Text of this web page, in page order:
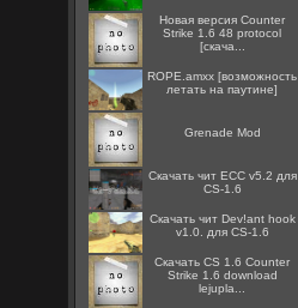
Новая версия Counter
Strike 1.6 48 protocol
[скача...
ROPE.amxx [возможность
летать на паутине]
Grenade Mod
Скачать чит ECC v5.2 для
CS-1.6
Скачать чит Dev!ant hook
v1.0. для CS-1.6
Скачать CS 1.6 Counter
Strike 1.6 download
lejupla...